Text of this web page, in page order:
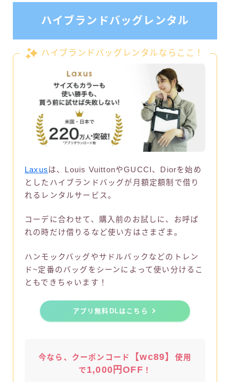
ハイブランドバッグレンタル
ハイブランドバッグレンタルならここ！
Laxusは、Louis VuittonやGUCCI、Diorを始め
としたハイブランドバッグが月額定額制で借り
れるレンタルサービス。
コーデに合わせて、購入前のお試しに、お呼ば
れの時だけ借りるなど使い方はさまざま。
ハンモックバッグやサドルバックなどのトレン
ド~定番のバッグをシーンによって使い分けるこ
ともできちゃいます！
アプリ無料DLはこちら
今なら、クーポンコード 【wc89】
使用
で1,000円OFF ！